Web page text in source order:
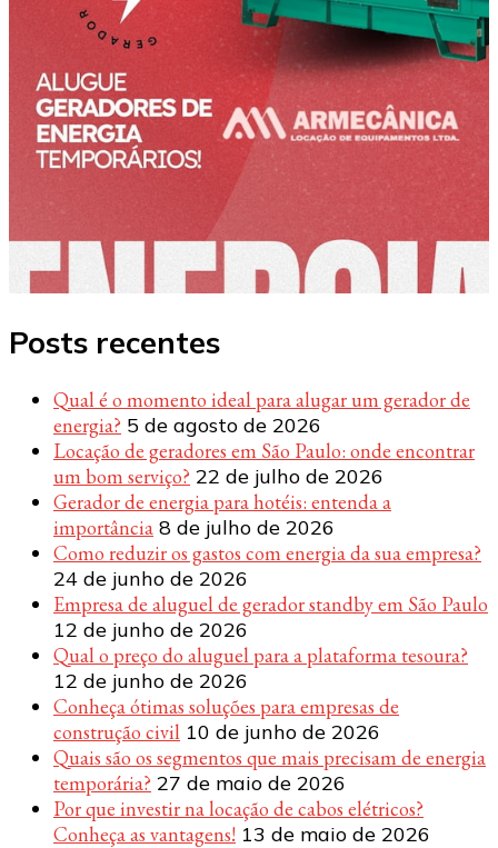
Posts recentes
Qual é o momento ideal para alugar um gerador de
energia? 5 de agosto de 2026
Locação de geradores em São Paulo: onde encontrar
um bom serviço? 22 de julho de 2026
Gerador de energia para hotéis: entenda a
importância 8 de julho de 2026
Como reduzir os gastos com energia da sua empresa?
24 de junho de 2026
Empresa de aluguel de gerador standby em São Paulo
12 de junho de 2026
Qual o preço do aluguel para a plataforma tesoura?
12 de junho de 2026
Conheça ótimas soluções para empresas de
construção civil 10 de junho de 2026
Quais são os segmentos que mais precisam de energia
temporária? 27 de maio de 2026
Por que investir na locação de cabos elétricos?
Conheça as vantagens! 13 de maio de 2026